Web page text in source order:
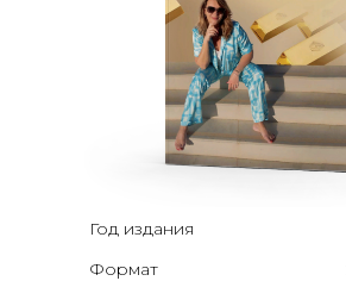
Год издания
Формат